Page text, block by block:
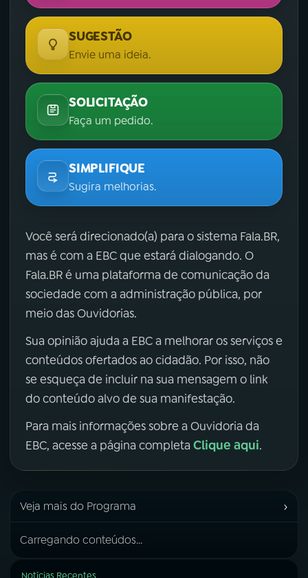
SUGESTÃO
Envie uma ideia.
SOLICITAÇÃO
Faça um pedido.
SIMPLIFIQUE
Sugira melhorias.
Você será direcionado(a) para o sistema Fala.BR,
mas é com a EBC que estará dialogando. O
Fala.BR é uma plataforma de comunicação da
sociedade com a administração pública, por
meio das Ouvidorias.
Sua opinião ajuda a EBC a melhorar os serviços e
conteúdos ofertados ao cidadão. Por isso, não
se esqueça de incluir na sua mensagem o link
do conteúdo alvo de sua manifestação.
Para mais informações sobre a Ouvidoria da
EBC, acesse a página completa Clique aqui.
Veja mais do Programa ›
Carregando conteúdos...